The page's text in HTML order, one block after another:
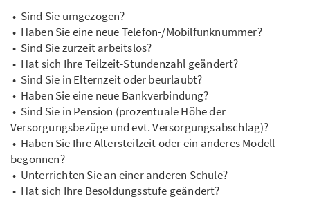
• Sind Sie umgezogen?
• Haben Sie eine neue Telefon-/Mobilfunknummer?
• Sind Sie zurzeit arbeitslos?
• Hat sich Ihre Teilzeit-Stundenzahl geändert?
• Sind Sie in Elternzeit oder beurlaubt?
• Haben Sie eine neue Bankverbindung?
• Sind Sie in Pension (prozentuale Höhe der
Versorgungsbezüge und evt. Versorgungsabschlag)?
• Haben Sie Ihre Altersteilzeit oder ein anderes Modell
begonnen?
• Unterrichten Sie an einer anderen Schule?
• Hat sich Ihre Besoldungsstufe geändert?